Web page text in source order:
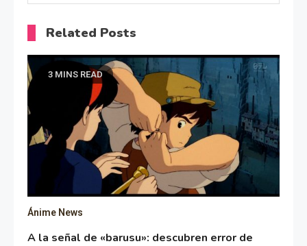
Related Posts
3 MINS READ
Ánime News
A la señal de «barusu»: descubren error de